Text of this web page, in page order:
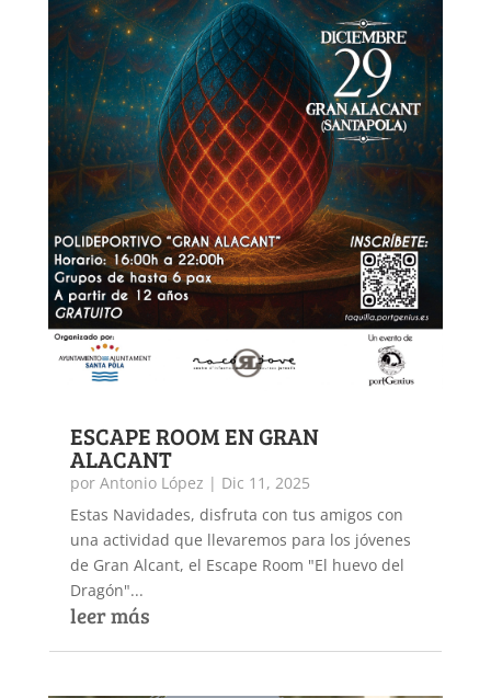
ESCAPE ROOM EN GRAN
ALACANT
por Antonio López | Dic 11, 2025
Estas Navidades, disfruta con tus amigos con
una actividad que llevaremos para los jóvenes
de Gran Alcant, el Escape Room "El huevo del
Dragón"...
leer más